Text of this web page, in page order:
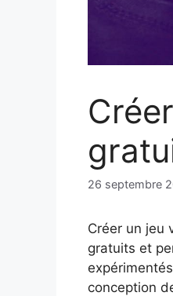
26 septembre
Créer un jeu
gratuits et
conception